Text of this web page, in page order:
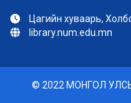
Цагийн хуваарь,
library.num.edu.mn
© 2022 МОНГОЛ